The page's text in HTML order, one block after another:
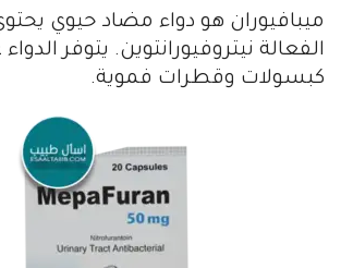
ميبافيوران هو دواء مضاد حيوي
الفعالة نيتروفيورانتوين. يتوفر
كبسولات وقطرات فموية.